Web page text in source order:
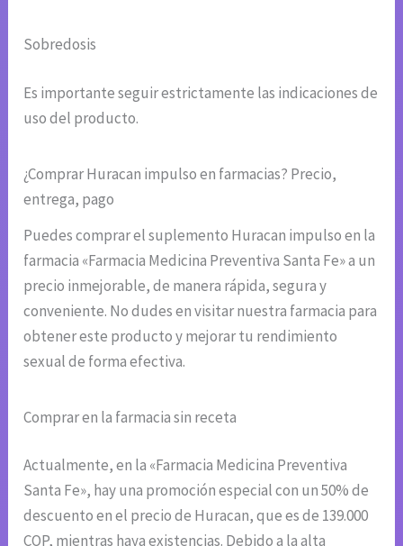
Sobredosis
Es importante seguir estrictamente las indicaciones de
uso del producto.
¿Comprar Huracan impulso en farmacias? Precio,
entrega, pago
Puedes comprar el suplemento Huracan impulso en la
farmacia «Farmacia Medicina Preventiva Santa Fe» a un
precio inmejorable, de manera rápida, segura y
conveniente. No dudes en visitar nuestra farmacia para
obtener este producto y mejorar tu rendimiento
sexual de forma efectiva.
Comprar en la farmacia sin receta
Actualmente, en la «Farmacia Medicina Preventiva
Santa Fe», hay una promoción especial con un 50% de
descuento en el precio de Huracan, que es de 139.000
COP, mientras haya existencias. Debido a la alta